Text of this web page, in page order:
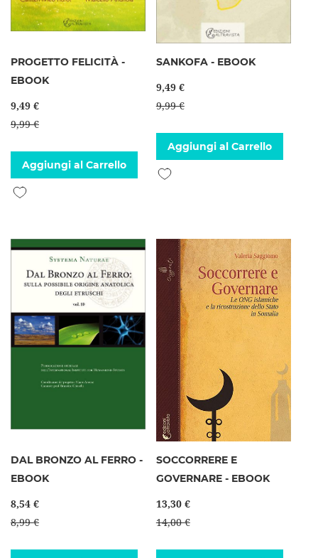
PROGETTO FELICITÀ -
EBOOK
9,49 €
9,99 €
Aggiungi al Carrello
Aggiungi alla lista desideri
SANKOFA - EBOOK
9,49 €
9,99 €
Aggiungi al Carrello
Aggiungi alla lista desideri
DAL BRONZO AL FERRO -
EBOOK
8,54 €
8,99 €
SOCCORRERE E
GOVERNARE - EBOOK
13,30 €
14,00 €